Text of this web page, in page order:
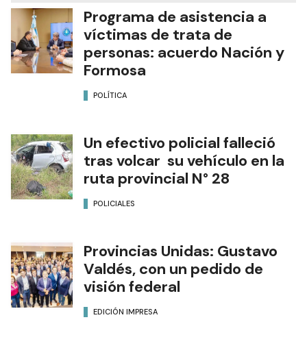
Programa de asistencia a
víctimas de trata de
personas: acuerdo Nación y
Formosa
POLÍTICA
Un efectivo policial falleció
tras volcar su vehículo en la
ruta provincial N° 28
POLICIALES
Provincias Unidas: Gustavo
Valdés, con un pedido de
visión federal
EDICIÓN IMPRESA